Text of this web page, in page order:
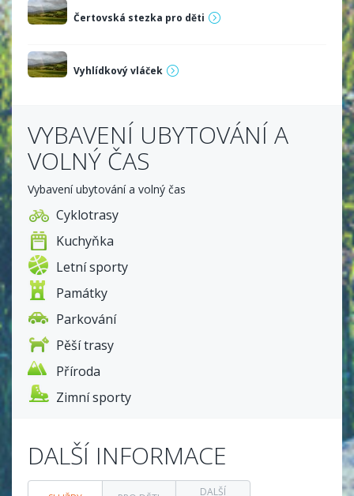
období je k dispozici venkovní krytý bazén – bez
Čertovská stezka pro děti
Vyhlídkový vláček
VYBAVENÍ UBYTOVÁNÍ A
VOLNÝ ČAS
Vybavení ubytování a volný čas
Cyklotrasy
Kuchyňka
Letní sporty
Památky
Parkování
Pěší trasy
Příroda
Zimní sporty
DALŠÍ INFORMACE
DALŠÍ